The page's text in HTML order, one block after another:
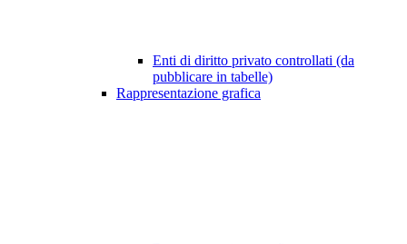
Enti di diritto privato controllati (da
pubblicare in tabelle)
Rappresentazione grafica